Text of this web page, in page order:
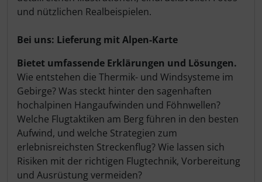
und nützlichen Realbeispielen.
Bei uns: Lieferung mit Alpen-Karte
Bietet umfassende Erklärungen und Lösungen.
Wie entstehen die Thermik- und Windsysteme im
Gebirge? Was steckt hinter den sagenhaften
hochalpinen Hangaufwinden und Föhnwellen?
Welche Flugtaktiken am Berg führen in den besten
Aufwind, und welche Strategien zum
erlebnisreichsten Streckenflug? Wie lassen sich
Risiken mit der richtigen Flugtechnik, Vorbereitung
und Ausrüstung vermeiden?